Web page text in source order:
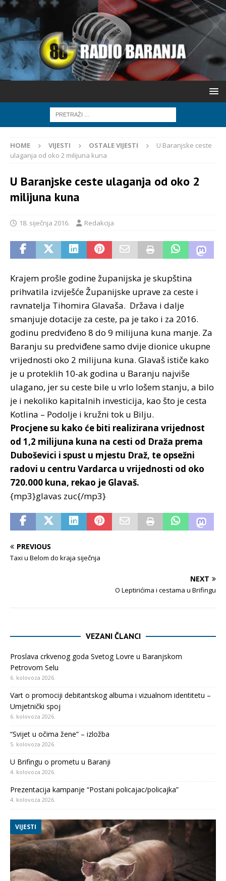
HOME VIJESTI OSTALE VIJESTI
U Baranjske ceste
ulaganja od oko 2 milijuna kuna
U Baranjske ceste ulaganja od oko 2
milijuna kuna
18. siječnja 2016. Redakcija
Krajem prošle godine županijska je skupština
prihvatila izviješće Županijske uprave za ceste i
ravnatelja Tihomira Glavaša. Država i dalje
smanjuje dotacije za ceste, pa je tako i za 2016.
godinu predviđeno 8 do 9 milijuna kuna manje. Za
Baranju su predviđene samo dvije dionice ukupne
vrijednosti oko 2 milijuna kuna. Glavaš ističe kako
je u proteklih 10-ak godina u Baranju najviše
ulagano, jer su ceste bile u vrlo lošem stanju, a bilo
je i nekoliko kapitalnih investicija, kao što je cesta
Kotlina – Podolje i kružni tok u Bilju.
Procjene su kako će biti realizirana vrijednost
od 1,2 milijuna kuna na cesti od Draža prema
Duboševici i spust u mjestu Draž, te opsežni
radovi u centru Vardarca u vrijednosti od oko
720.000 kuna, rekao je Glavaš.
{mp3}glavas zuc{/mp3}
PREVIOUS
Taxi u Belom do kraja siječnja
NEXT
O Leptirićima i cestama u Brifingu
VEZANI ČLANCI
Proslava crkvenog goda Svetog Lovre u Baranjskom
Petrovom Selu
6. kolovoza 2026.
Vart o promociji debitantskog albuma i vizualnom identitetu –
Umjetnički spoj
6. kolovoza 2026.
“Svijet u očima žene” – izložba
5. kolovoza 2026.
U Brifingu o prometu u Baranji
4. kolovoza 2026.
Prezentacija kampanje “Postani policajac/policajka”
4. kolovoza 2026.
VIJESTI